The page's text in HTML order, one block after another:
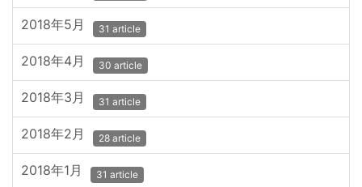
2018年5月 31 article
2018年4月 30 article
2018年3月 31 article
2018年2月 28 article
2018年1月 31 article